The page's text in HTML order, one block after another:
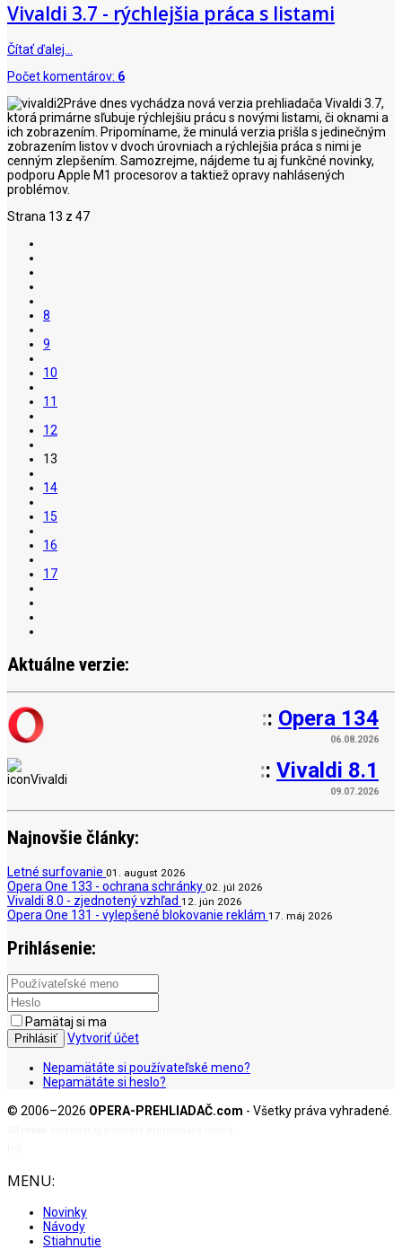
Vivaldi 3.7 - rýchlejšia práca s listami
Čítať ďalej…
Počet komentárov: 6
Práve dnes vychádza nová verzia prehliadača Vivaldi 3.7,
ktorá primárne sľubuje rýchlejšiu prácu s novými listami, či oknami a
ich zobrazením. Pripomíname, že minulá verzia prišla s jedinečným
zobrazením listov v dvoch úrovniach a rýchlejšia práca s nimi je
cenným zlepšením. Samozrejme, nájdeme tu aj funkčné novinky,
podporu Apple M1 procesorov a taktiež opravy nahlásených
problémov.
Strana 13 z 47
8
9
10
11
12
13
14
15
16
17
Aktuálne verzie:
:: Opera 134
06.08.2026
:: Vivaldi 8.1
09.07.2026
Najnovšie články:
Letné surfovanie 01. august 2026
Opera One 133 - ochrana schránky 02. júl 2026
Vivaldi 8.0 - zjednotený vzhľad 12. jún 2026
Opera One 131 - vylepšené blokovanie reklám 17. máj 2026
Prihlásenie:
Pamätaj si ma
Prihlásiť Vytvoriť účet
Nepamätáte si používateľské meno?
Nepamätáte si heslo?
© 2006–2026 OPERA-PREHLIADAČ.com - Všetky práva vyhradené.
MENU:
Novinky
Návody
Stiahnutie